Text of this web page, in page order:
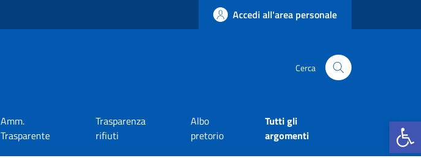
Apri la
Accedi all'area personale
Cerca
Amm.
Trasparente
Trasparenza
rifiuti
Albo
pretorio
Tutti gli
argomenti